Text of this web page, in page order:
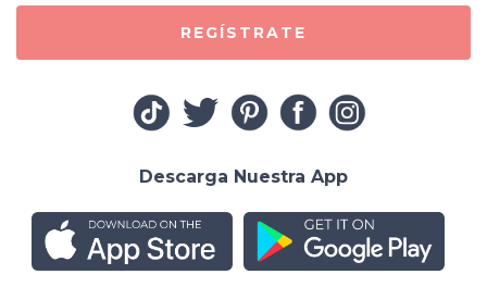
REGÍSTRATE
Descarga Nuestra App